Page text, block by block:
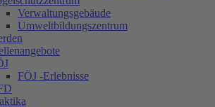
Verwaltungsgebäude
Umweltbildungszentrum
FÖJ -Erlebnisse